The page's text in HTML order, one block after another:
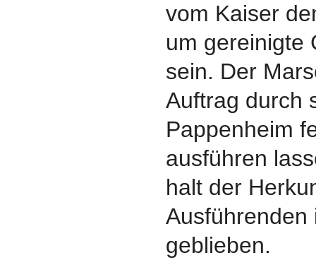
vom Kaiser
um gereinigte
sein. Der
Auftrag durch
Pappenheim
ausführen
halt der
Ausführenden
geblieben.